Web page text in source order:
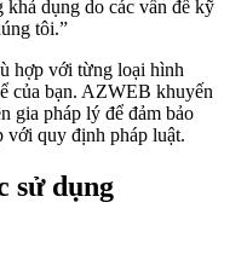
dụng do các vấn đề kỹ
tôi.”
hợp với từng loại hình
của bạn. AZWEB khuyến
gia pháp lý để đảm bảo
với quy định pháp luật.
sử dụng